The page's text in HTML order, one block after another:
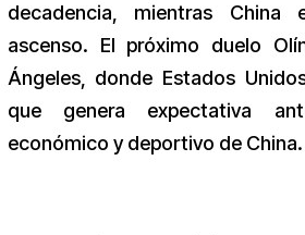
decadencia, mientras
ascenso. El próximo duelo
Ángeles, donde Estados
que genera expectativa
económico y deportivo de China.